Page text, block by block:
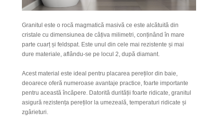
Granitul este o rocă magmatică masivă ce este alcătuită din
cristale cu dimensiunea de câțiva milimetri, conținând în mare
parte cuarț și feldspat. Este unul din cele mai rezistente și mai
dure materiale, aflându-se pe locul 2, după diamant.
Acest material este ideal pentru placarea pereților din baie,
deoarece oferă numeroase avantaje practice, foarte importante
pentru această încăpere. Datorită durității foarte ridicate, granitul
asigură rezistența pereților la umezeală, temperaturi ridicate și
zgârieturi.